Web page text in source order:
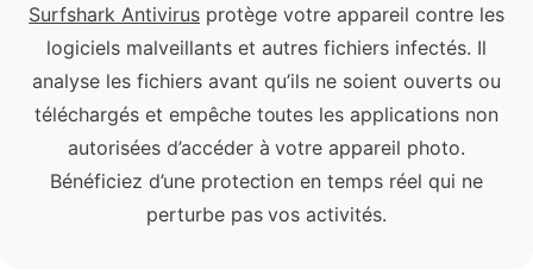
Surfshark Antivirus protège votre appareil contre les
logiciels malveillants et autres fichiers infectés. Il
analyse les fichiers avant qu’ils ne soient ouverts ou
téléchargés et empêche toutes les applications non
autorisées d’accéder à votre appareil photo.
Bénéficiez d’une protection en temps réel qui ne
perturbe pas vos activités.